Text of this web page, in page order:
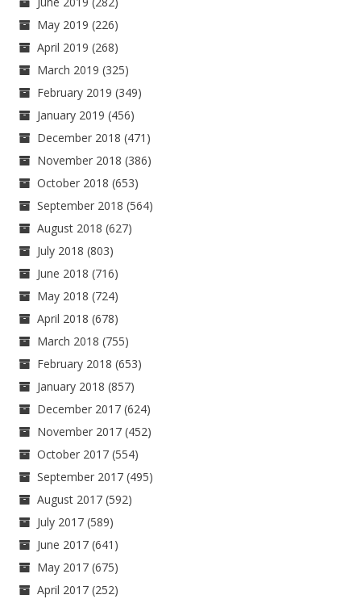
May 2019 (226)
April 2019 (268)
March 2019 (325)
February 2019 (349)
January 2019 (456)
December 2018 (471)
November 2018 (386)
October 2018 (653)
September 2018 (564)
August 2018 (627)
July 2018 (803)
June 2018 (716)
May 2018 (724)
April 2018 (678)
March 2018 (755)
February 2018 (653)
January 2018 (857)
December 2017 (624)
November 2017 (452)
October 2017 (554)
September 2017 (495)
August 2017 (592)
July 2017 (589)
June 2017 (641)
May 2017 (675)
April 2017 (252)